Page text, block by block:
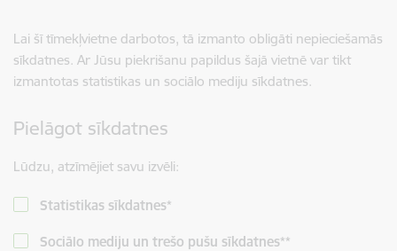
Lai šī tīmekļvietne darbotos, tā izmanto obligāti nepieciešamās
sīkdatnes. Ar Jūsu piekrišanu papildus šajā vietnē var tikt
izmantotas statistikas un sociālo mediju sīkdatnes.
Pielāgot sīkdatnes
Lūdzu, atzīmējiet savu izvēli:
Statistikas sīkdatnes*
Sociālo mediju un trešo pušu sīkdatnes**